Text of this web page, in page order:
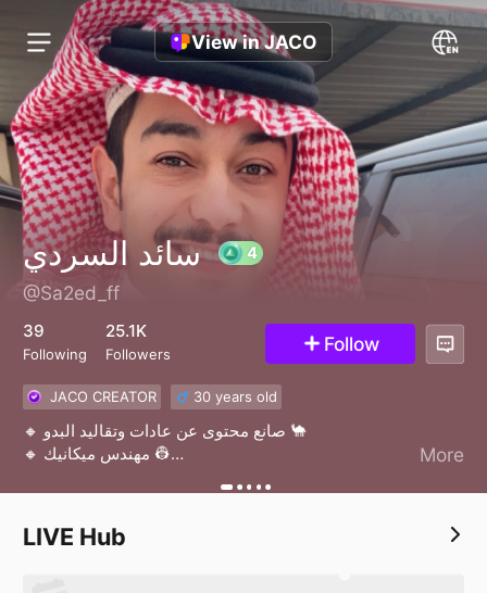
View in JACO
سائد السردي
@Sa2ed_ff
39
Following
25.1K
Followers Follow
JACO CREATOR 30 years old
🔸 صانع محتوى عن عادات وتقاليد البدو 🐪
🔸 مهندس ميكانيك 👷
🔸 إدارة الاعمال والإعلانات واتس 00962781705505
More
LIVE Hub